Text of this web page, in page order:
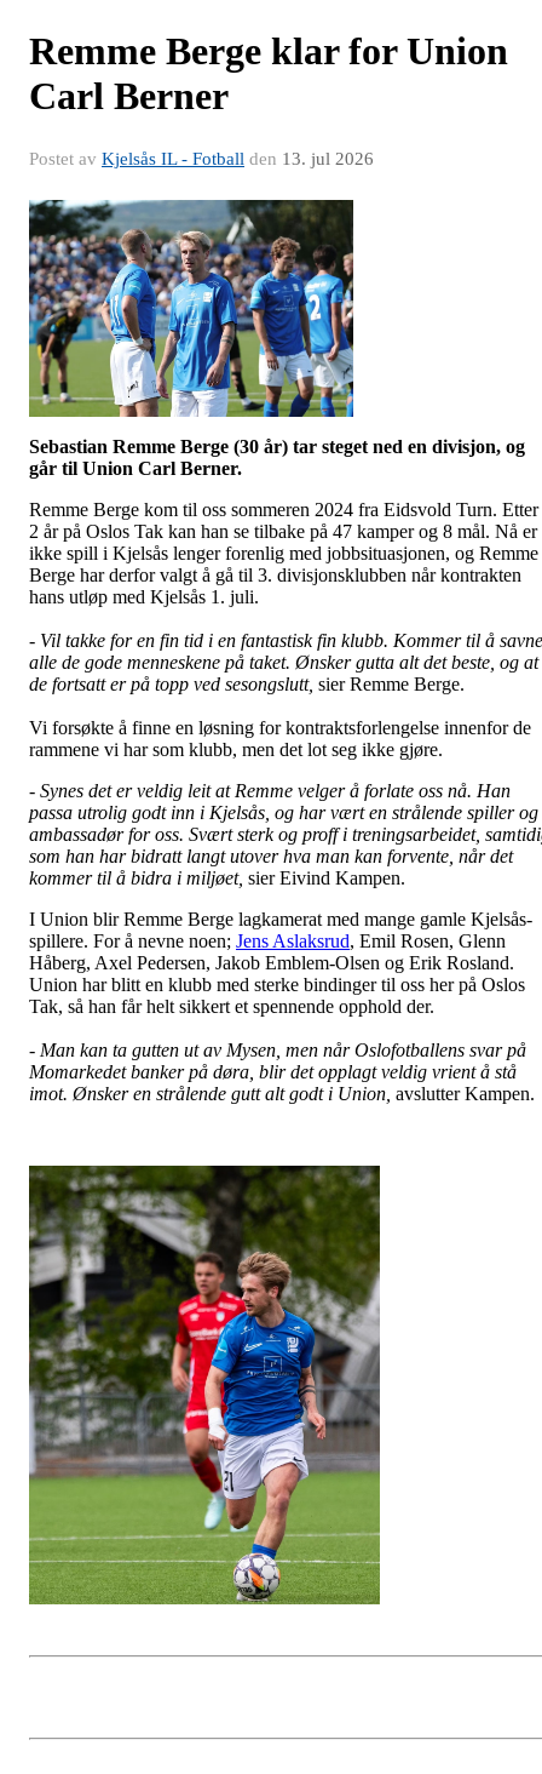
Remme Berge klar for Union
Carl Berner
Postet av Kjelsås IL - Fotball den 13. jul 2026
Sebastian Remme Berge (30 år) tar steget ned en divisjon, og
går til Union Carl Berner.
Remme Berge kom til oss sommeren 2024 fra Eidsvold Turn. Etter
2 år på Oslos Tak kan han se tilbake på 47 kamper og 8 mål. Nå er
ikke spill i Kjelsås lenger forenlig med jobbsituasjonen, og Remme
Berge har derfor valgt å gå til 3. divisjonsklubben når kontrakten
hans utløp med Kjelsås 1. juli.
- Vil takke for en fin tid i en fantastisk fin klubb. Kommer til å savne
alle de gode menneskene på taket. Ønsker gutta alt det beste, og at
de fortsatt er på topp ved sesongslutt, sier Remme Berge.
Vi forsøkte å finne en løsning for kontraktsforlengelse innenfor de
rammene vi har som klubb, men det lot seg ikke gjøre.
- Synes det er veldig leit at Remme velger å forlate oss nå. Han
passa utrolig godt inn i Kjelsås, og har vært en strålende spiller og
ambassadør for oss. Svært sterk og proff i treningsarbeidet,
som han har bidratt langt utover hva man kan forvente, når det
kommer til å bidra i miljøet, sier Eivind Kampen.
I Union blir Remme Berge lagkamerat med mange gamle Kjelsås-
spillere. For å nevne noen; Jens Aslaksrud, Emil Rosen, Glenn
Håberg, Axel Pedersen, Jakob Emblem-Olsen og Erik Rosland.
Union har blitt en klubb med sterke bindinger til oss her på Oslos
Tak, så han får helt sikkert et spennende opphold der.
- Man kan ta gutten ut av Mysen, men når Oslofotballens svar på
Momarkedet banker på døra, blir det opplagt veldig vrient å stå
imot. Ønsker en strålende gutt alt godt i Union, avslutter Kampen.